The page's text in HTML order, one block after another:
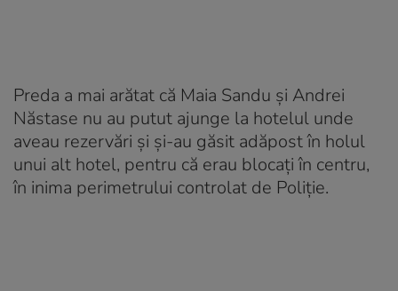
Preda a mai arătat că Maia Sandu şi Andrei
Năstase nu au putut ajunge la hotelul unde
aveau rezervări şi şi-au găsit adăpost în holul
unui alt hotel, pentru că erau blocaţi în centru,
în inima perimetrului controlat de Poliţie.